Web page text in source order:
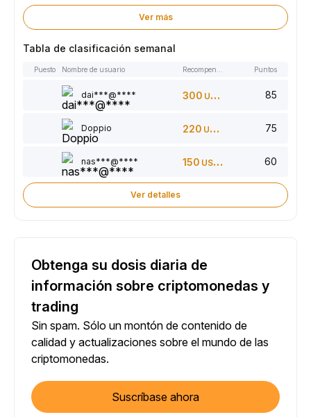
Ver más
Tabla de clasificación semanal
Puesto Nombre de usuario Puntos
dai***@**** 300 USDT 85
Doppio 220 USDT 75
nas***@**** 150 USDT 60
Ver detalles
Obtenga su dosis diaria de
información sobre criptomonedas y
trading
Sin spam. Sólo un montón de contenido de
calidad y actualizaciones sobre el mundo de las
criptomonedas.
Suscríbase ahora